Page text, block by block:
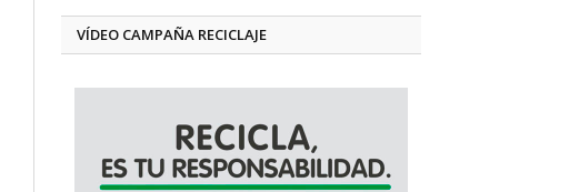
VÍDEO CAMPAÑA RECICLAJE